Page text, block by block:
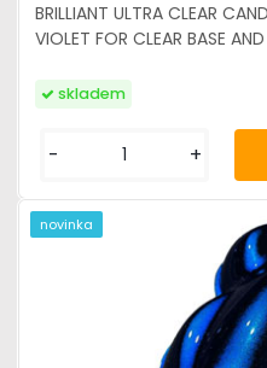
BRILLIANT ULTRA CLEAR
VIOLET FOR CLEAR BASE
skladem
- +
novinka